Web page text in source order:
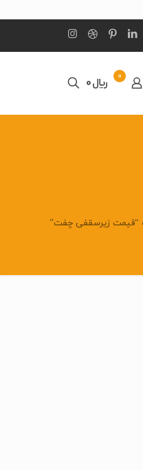
0 ﷼0
“قیمت زیرسقفی چفت”